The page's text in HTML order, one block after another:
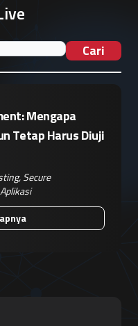
Cari
Mengapa
Tetap Harus Diuji
,Secure